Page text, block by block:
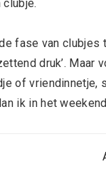
fase van
druk’. Maar
of vriendinnetje,
ik in het